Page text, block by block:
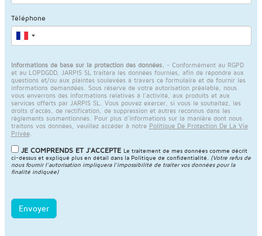
Téléphone
Informations de base sur la protection des données. - Conformément au RGPD
et au LOPDGDD, JARPIS SL traitera les données fournies, afin de répondre aux
questions et/ou aux plaintes soulevées à travers ce formulaire et de fournir les
informations demandées. Sous réserve de votre autorisation préalable, nous
vous enverrons des informations relatives à l'activité, aux produits et aux
services offerts par JARPIS SL. Vous pouvez exercer, si vous le souhaitez, les
droits d'accès, de rectification, de suppression et autres reconnus dans les
règlements susmentionnés. Pour plus d'informations sur la manière dont nous
traitons vos données, veuillez accéder à notre Politique De Protection De La Vie
Privée.
JE COMPRENDS ET J'ACCEPTE Le traitement de mes données comme décrit
ci-dessus et expliqué plus en détail dans la Politique de confidentialité
(Votre refus de
nous fournir l'autorisation impliquera l'impossibilité de traiter vos données pour la
finalité indiquée)
Envoyer